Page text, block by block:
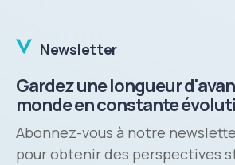
Newsletter
Gardez une longueur
monde en constante
Abonnez-vous à notre
pour obtenir des perspectives